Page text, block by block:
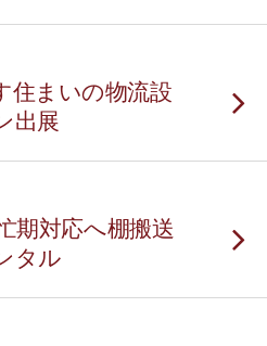
住まいの物流設
出展
期対応へ棚搬送
タル